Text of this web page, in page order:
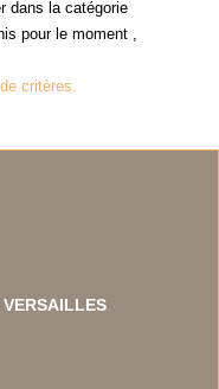
dans la catégorie
pour le moment ,
critères.